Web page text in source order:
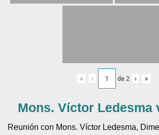
« ‹ de 2 › »
Mons. Víctor Ledesma
Reunión con Mons. Víctor Ledesma,